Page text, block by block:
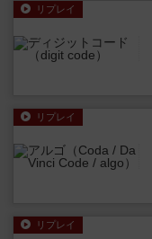
リプレイ
リプレイ
リプレイ